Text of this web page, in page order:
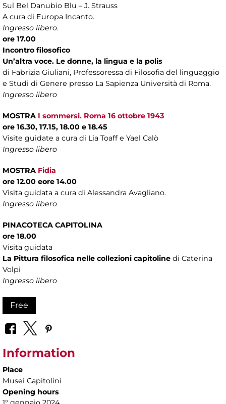
Sul Bel Danubio Blu – J. Strauss
A cura di Europa Incanto.
Ingresso libero.
ore 17.00
Incontro filosofico
Un’altra voce. Le donne, la lingua e la polis
di Fabrizia Giuliani, Professoressa di Filosofia del linguaggio
e Studi di Genere presso La Sapienza Università di Roma.
Ingresso libero
MOSTRA I sommersi. Roma 16 ottobre 1943
ore 16.30, 17.15, 18.00 e 18.45
Visite guidate a cura di Lia Toaff e Yael Calò
Ingresso libero
MOSTRA Fidia
ore 12.00 eore 14.00
Visita guidata a cura di Alessandra Avagliano.
Ingresso libero
PINACOTECA CAPITOLINA
ore 18.00
Visita guidata
La Pittura filosofica nelle collezioni capitoline di Caterina
Volpi
Ingresso libero
Free
Information
Place
Musei Capitolini
Opening hours